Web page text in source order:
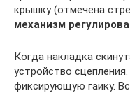
крышку (отмечена
механизм
Когда накладка
устройство
фиксирующую гаику.